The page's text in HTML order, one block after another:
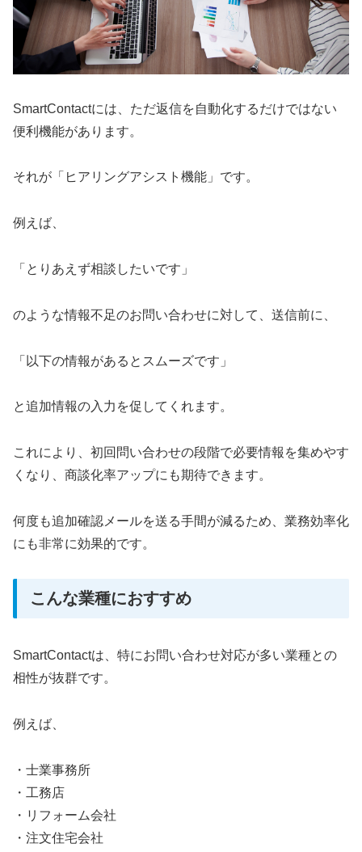
SmartContactには、ただ返信を自動化するだけではない
便利機能があります。
それが「ヒアリングアシスト機能」です。
例えば、
「とりあえず相談したいです」
のような情報不足のお問い合わせに対して、送信前に、
「以下の情報があるとスムーズです」
と追加情報の入力を促してくれます。
これにより、初回問い合わせの段階で必要情報を集めやす
くなり、商談化率アップにも期待できます。
何度も追加確認メールを送る手間が減るため、業務効率化
にも非常に効果的です。
こんな業種におすすめ
SmartContactは、特にお問い合わせ対応が多い業種との
相性が抜群です。
例えば、
・士業事務所
・工務店
・リフォーム会社
・注文住宅会社